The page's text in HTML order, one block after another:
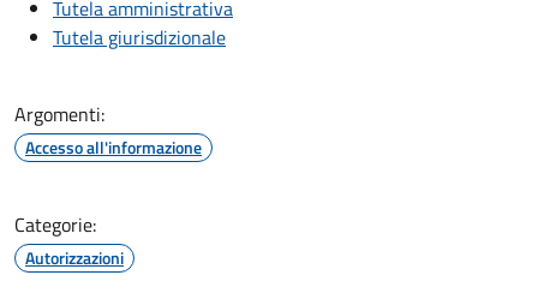
Tutela amministrativa
Tutela giurisdizionale
Argomenti:
Accesso all'informazione
Categorie:
Autorizzazioni